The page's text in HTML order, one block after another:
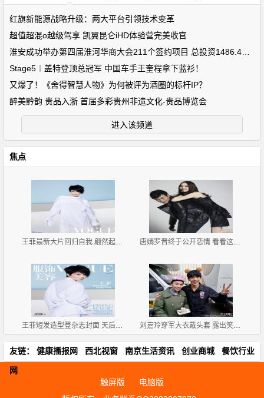
红旗新能源战略升级：两大平台引领技术变革
超值超混o越级驾享 凯翼昆仑iHD体验营完美收官
Stage5︱盖特登顶总冠军 中国车手王奎程拿下蓝衫！
又爆了！《舍得智慧人物》为何被评为酒圈的标杆IP？
醉美黔韵 贵品入浙 首届多彩贵州非遗文化-贵品博览会
进入该频道
焦点
王菲最新大片回归自我 翩然起舞灵气十足 唐嫣罗晋终于公开恋情 看看这些小细节俩人早就甜似蜜
王菲短发造型登杂志封面 天后告别微博已久终再自拍 刘嘉玲穿军大衣戴头套 露出笑容略显僵硬
友链： 健康播报网 西北视窗 南京生活资讯 创业商城 餐饮行业
网
触屏版
电脑版